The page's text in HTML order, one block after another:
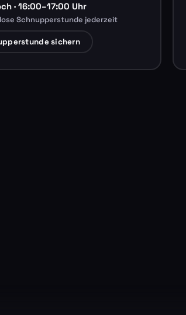
· 16:00–17:00 Uhr
Schnupperstunde jederzeit
sichern